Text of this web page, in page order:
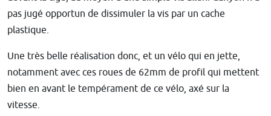
pas jugé opportun de dissimuler la vis par un cache
plastique.
Une très belle réalisation donc, et un vélo qui en jette,
notamment avec ces roues de 62mm de profil qui mettent
bien en avant le tempérament de ce vélo, axé sur la
vitesse.